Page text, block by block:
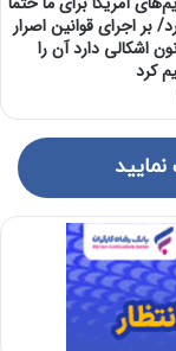
بر اجرای قوانین اصرار
اشکالی دارد آن را
کرد